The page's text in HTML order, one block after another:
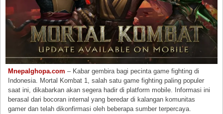
Mnepalghopa.com – Kabar gembira bagi pecinta game fighting di
Indonesia. Mortal Kombat 1, salah satu game fighting paling populer
saat ini, dikabarkan akan segera hadir di platform mobile. Informasi ini
berasal dari bocoran internal yang beredar di kalangan komunitas
gamer dan telah dikonfirmasi oleh beberapa sumber terpercaya.